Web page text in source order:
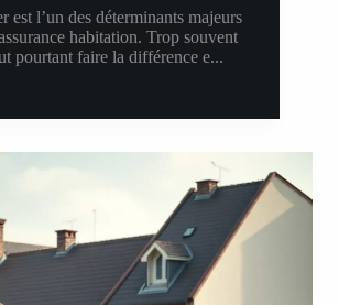
est l’un des déterminants majeurs
habitation. Trop souvent
pourtant faire la différence e...